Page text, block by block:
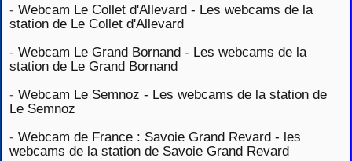
- Webcam Le Collet d'Allevard - Les webcams de la
station de Le Collet d'Allevard
- Webcam Le Grand Bornand - Les webcams de la
station de Le Grand Bornand
- Webcam Le Semnoz - Les webcams de la station de
Le Semnoz
- Webcam de France : Savoie Grand Revard - les
webcams de la station de Savoie Grand Revard